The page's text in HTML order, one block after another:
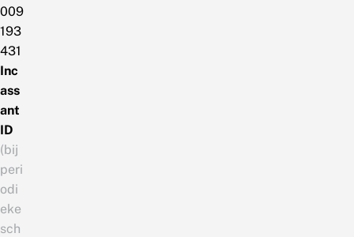
009
193
431
Inc
ass
ant
ID
(bij
peri
odi
eke
sch